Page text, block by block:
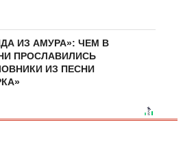
ИЗ АМУРА»: ЧЕМ В
ПРОСЛАВИЛИСЬ
ИЗ ПЕСНИ